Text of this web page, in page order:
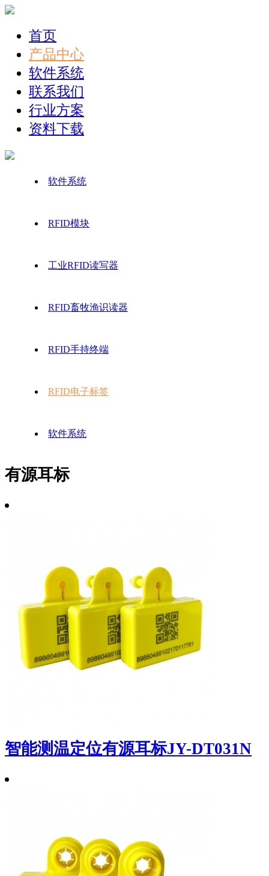
首页
产品中心
软件系统
联系我们
行业方案
资料下载
软件系统
RFID模块
工业RFID读写器
RFID畜牧渔识读器
RFID手持终端
RFID电子标签
软件系统
有源耳标
智能测温定位有源耳标JY-DT031N